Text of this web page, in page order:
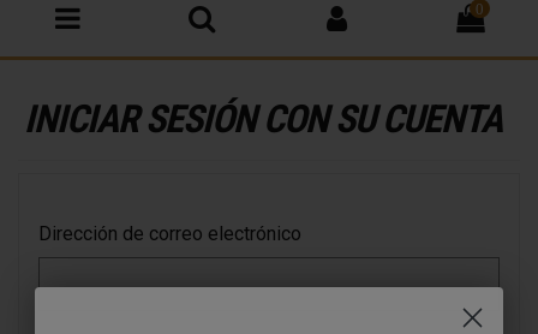
0
INICIAR SESIÓN CON SU CUENTA
Dirección de correo electrónico